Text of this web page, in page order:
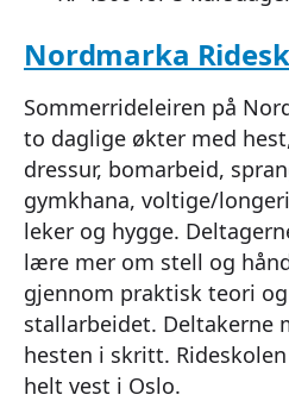
Nordmarka
Sommerrideleiren på
to daglige økter med
dressur, bomarbeid,
gymkhana, voltige/
leker og hygge.
lære mer om stell og
gjennom praktisk teori
stallarbeidet. Deltakerne
hesten i skritt.
helt vest i Oslo.